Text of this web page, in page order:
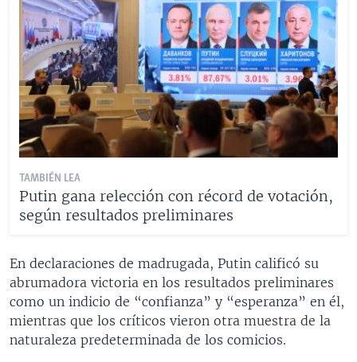
TAMBIÉN LEA
Putin gana relección con récord de votación,
según resultados preliminares
En declaraciones de madrugada, Putin calificó su
abrumadora victoria en los resultados preliminares
como un indicio de “confianza” y “esperanza” en él,
mientras que los críticos vieron otra muestra de la
naturaleza predeterminada de los comicios.